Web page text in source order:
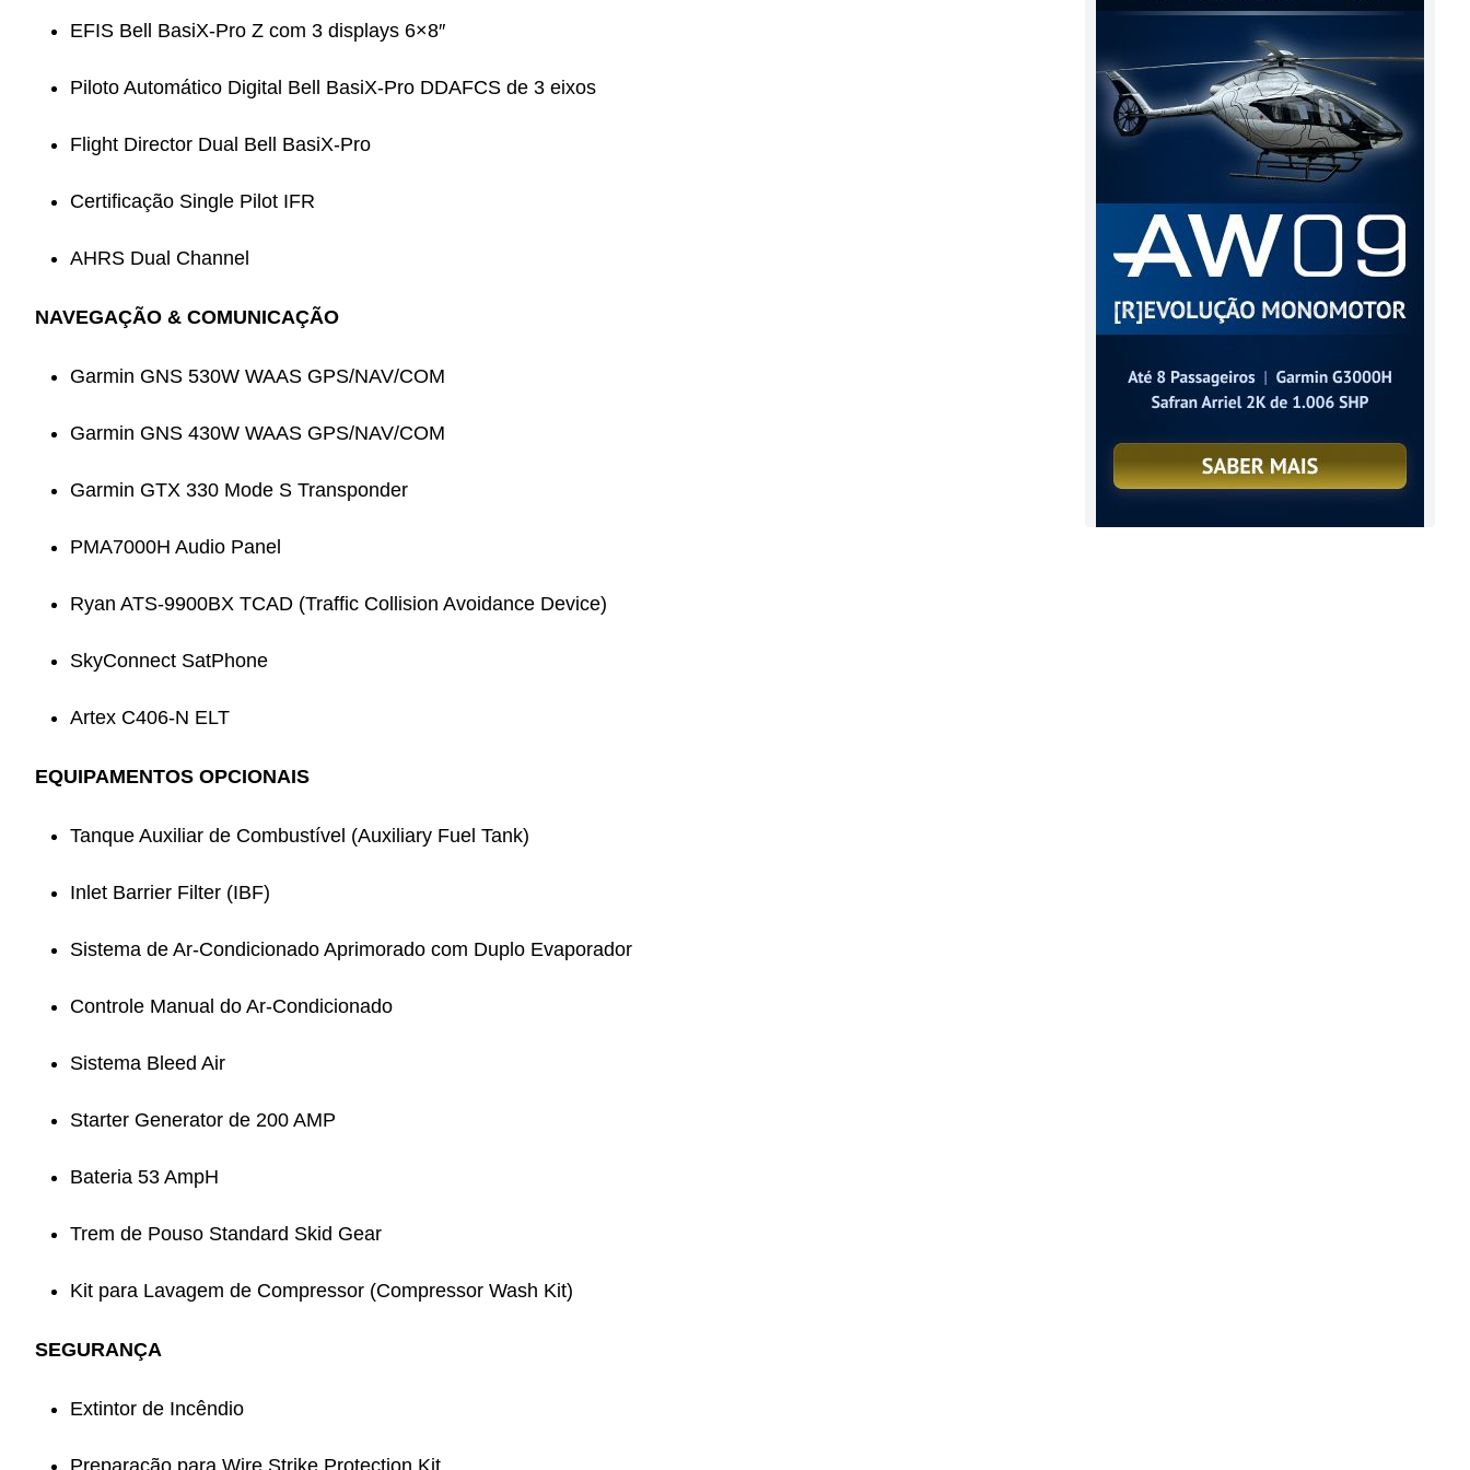
EFIS Bell BasiX-Pro Z com 3 displays 6×8″
Piloto Automático Digital Bell BasiX-Pro DDAFCS de 3 eixos
Flight Director Dual Bell BasiX-Pro
Certificação Single Pilot IFR
AHRS Dual Channel
NAVEGAÇÃO & COMUNICAÇÃO
Garmin GNS 530W WAAS GPS/NAV/COM
Garmin GNS 430W WAAS GPS/NAV/COM
Garmin GTX 330 Mode S Transponder
PMA7000H Audio Panel
Ryan ATS-9900BX TCAD (Traffic Collision Avoidance Device)
SkyConnect SatPhone
Artex C406-N ELT
EQUIPAMENTOS OPCIONAIS
Tanque Auxiliar de Combustível (Auxiliary Fuel Tank)
Inlet Barrier Filter (IBF)
Sistema de Ar-Condicionado Aprimorado com Duplo Evaporador
Controle Manual do Ar-Condicionado
Sistema Bleed Air
Starter Generator de 200 AMP
Bateria 53 AmpH
Trem de Pouso Standard Skid Gear
Kit para Lavagem de Compressor (Compressor Wash Kit)
SEGURANÇA
Extintor de Incêndio
Preparação para Wire Strike Protection Kit